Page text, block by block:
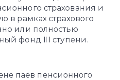
страхования и
в рамках страхового
или полностью
фонд III ступени.
паёв пенсионного